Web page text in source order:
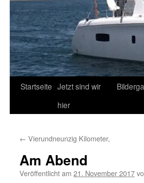
Startseite Jetzt sind wir
hier
← Vierundneunzig Kilometer,
Am Abend
Veröffentlicht am 21. November 2017